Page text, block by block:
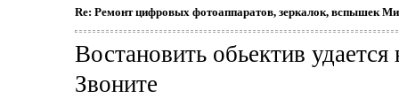
Re: Ремонт цифровых фотоаппаратов, зеркалок, вспышек
Востановить обьектив удается
Звоните